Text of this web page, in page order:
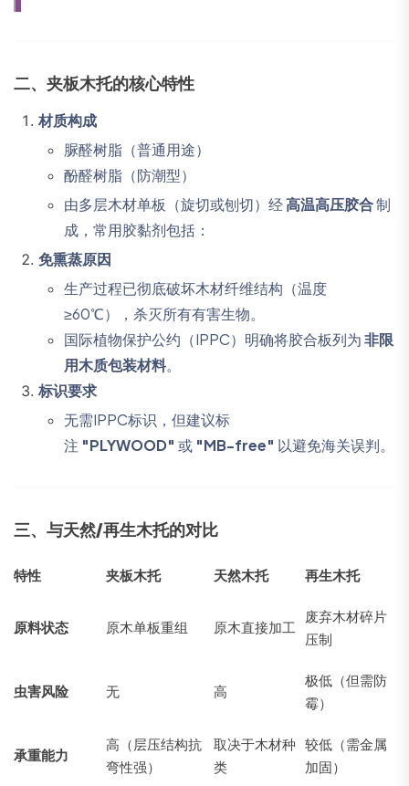
二、夹板木托的核心特性
材质构成
脲醛树脂（普通用途）
酚醛树脂（防潮型）
由多层木材单板（旋切或刨切）经高温高压胶合制
成，常用胶黏剂包括：
免熏蒸原因
生产过程已彻底破坏木材纤维结构（温度
≥60℃），杀灭所有有害生物。
国际植物保护公约（IPPC）明确将胶合板列为非限
用木质包装材料。
标识要求
无需IPPC标识，但建议标
注 "PLYWOOD" 或 "MB-free" 以避免海关误判。
三、与天然/再生木托的对比
特性 夹板木托 天然木托 再生木托
原料状态 原木单板重组 原木直接加工
废弃木材碎片
压制
虫害风险 无 高
极低（但需防
霉）
承重能力
高（层压结构抗
弯性强）
取决于木材种
类
较低（需金属
加固）